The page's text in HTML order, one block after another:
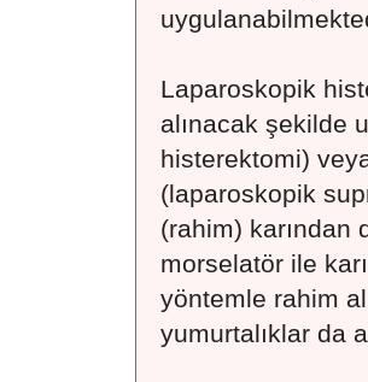
Laparoskopik
alınacak şekilde
histerektomi)
(laparoskopik
(rahim) karından
morselatör ile
yöntemle rahim
yumurtalıklar da